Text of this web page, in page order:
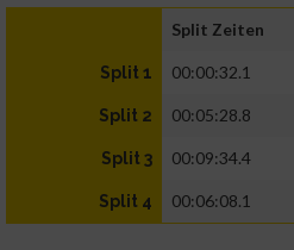
Split Zeiten
Split 1 00:00:32.1
Split 2 00:05:28.8
Split 3 00:09:34.4
Split 4 00:06:08.1